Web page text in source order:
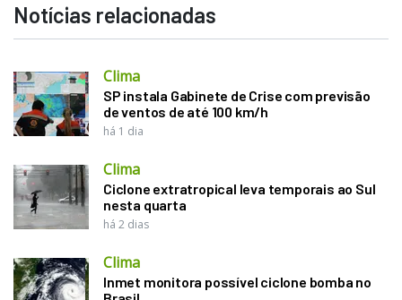
Notícias relacionadas
Clima
SP instala Gabinete de Crise com previsão
de ventos de até 100 km/h
há 1 dia
Clima
Ciclone extratropical leva temporais ao Sul
nesta quarta
há 2 dias
Clima
Inmet monitora possível ciclone bomba no